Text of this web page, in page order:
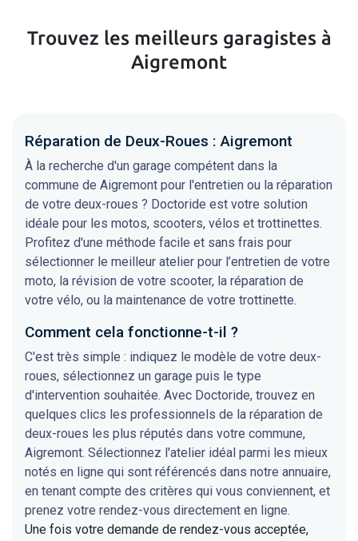
Trouvez les meilleurs garagistes à
Aigremont
Réparation de Deux-Roues : Aigremont
À la recherche d'un garage compétent dans la
commune de Aigremont pour l'entretien ou la réparation
de votre deux-roues ? Doctoride est votre solution
idéale pour les motos, scooters, vélos et trottinettes.
Profitez d'une méthode facile et sans frais pour
sélectionner le meilleur atelier pour l’entretien de votre
moto, la révision de votre scooter, la réparation de
votre vélo, ou la maintenance de votre trottinette.
Comment cela fonctionne-t-il ?
C'est très simple : indiquez le modèle de votre deux-
roues, sélectionnez un garage puis le type
d'intervention souhaitée. Avec Doctoride, trouvez en
quelques clics les professionnels de la réparation de
deux-roues les plus réputés dans votre commune,
Aigremont. Sélectionnez l'atelier idéal parmi les mieux
notés en ligne qui sont référencés dans notre annuaire,
en tenant compte des critères qui vous conviennent, et
prenez votre rendez-vous directement en ligne.
Une fois votre demande de rendez-vous acceptée,